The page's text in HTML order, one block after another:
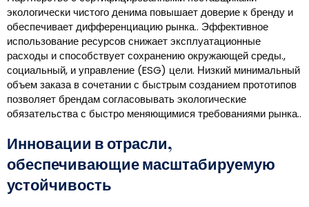
экологически чистого денима повышает доверие к бренду и
обеспечивает дифференциацию рынка.. Эффективное
использование ресурсов снижает эксплуатационные
расходы и способствует сохранению окружающей среды.,
социальный, и управление (ESG) цели. Низкий минимальный
объем заказа в сочетании с быстрым созданием прототипов
позволяет брендам согласовывать экологические
обязательства с быстро меняющимися требованиями рынка..
Инновации в отрасли,
обеспечивающие масштабируемую
устойчивость